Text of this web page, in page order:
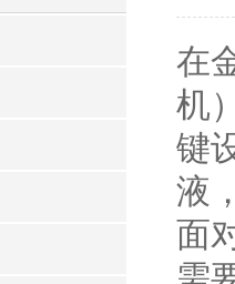
在
机
键
液
面